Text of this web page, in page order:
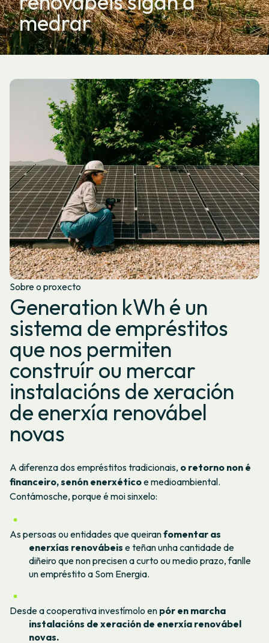
medrar
Sobre o proxecto
Generation kWh é un
sistema de empréstitos
que nos permiten
construír ou mercar
instalacións de xeración
de enerxía renovábel
novas
A diferenza dos empréstitos tradicionais, o retorno non é
financeiro, senón enerxéticoe medioambiental.
Contámosche, porque é moi sinxelo:
As persoas ou entidades que queiranfomentar as
enerxías renovábeis e teñan unha cantidade de
diñeiro que non precisen a curto ou medio prazo, fanlle
un empréstito a Som Energia.
Desde a cooperativa investímolo en pór en marcha
instalacións de xeración de enerxía renovábel
novas.